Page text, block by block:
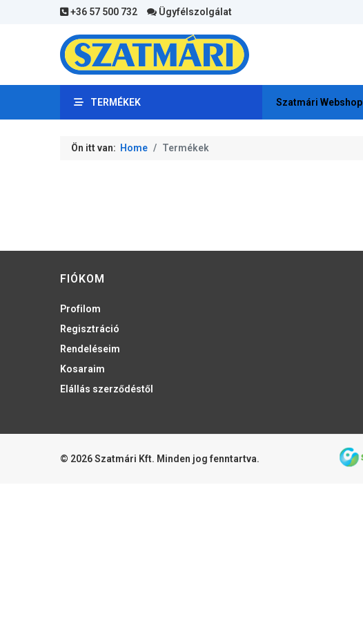
+36 57 500 732 Ügyfélszolgálat
TERMÉKEK Szatmári Webshop
Ön itt van: Home Termékek
FIÓKOM
Profilom
Regisztráció
Rendeléseim
Kosaraim
Elállás szerződéstől
© 2026 Szatmári Kft. Minden jog fenntartva.